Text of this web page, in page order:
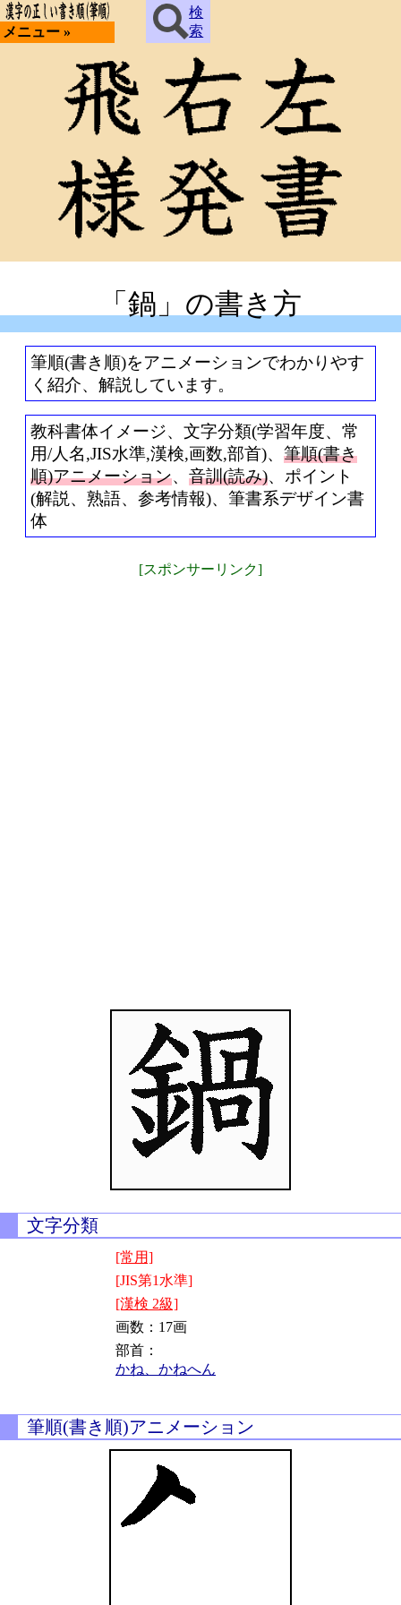
メニュー »
検
索
「鍋」の書き方
筆順(書き順)をアニメーションでわかりやす
く紹介、解説しています。
教科書体イメージ、文字分類(学習年度、常
用/人名,JIS水準,漢検,画数,部首)、 筆順(書き
順)アニメーション、 音訓(読み)、ポイント
(解説、熟語、参考情報)、筆書系デザイン書
体
[スポンサーリンク]
文字分類
[常用]
[JIS第1水準]
[漢検 2級]
画数：17画
部首：
かね、かねへん
筆順(書き順)アニメーション